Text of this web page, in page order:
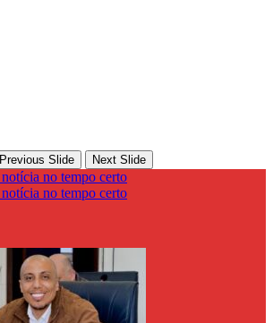
Previous Slide Next Slide